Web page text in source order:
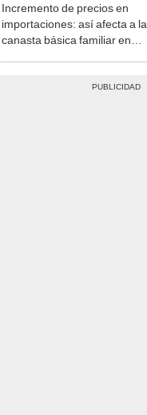
Incremento de precios en
importaciones: así afecta a la
canasta básica familiar en